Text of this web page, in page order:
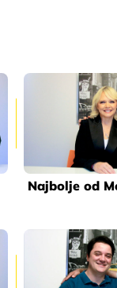
Najbolje od